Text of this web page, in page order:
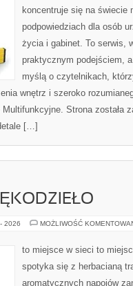
koncentruje się na świecie
podpowiedziach dla osób
życia i gabinet. To serwis,
praktycznym podejściem,
myślą o czytelnikach,
wnętrz i szeroko
Strona została
[…]
2026 MOŻLIWOŚĆ
to miejsce w sieci to
spotyka się z herbacianą
aromatycznych napojów